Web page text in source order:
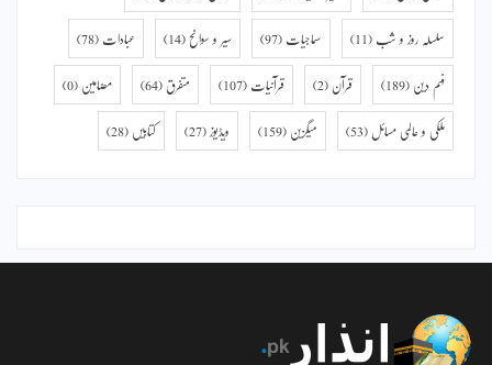
سلسلہ روز و شب (11) سماجیات (97) سیر و سوانح (14) عبادات (78)
فہم دین (189) قرآن (2) قرآنیات (107) متفرق (64) مضامین (0)
ملکی و عالمی مسائل (53) میگزین (159) ویڈیوز (27) کتابیں (28)